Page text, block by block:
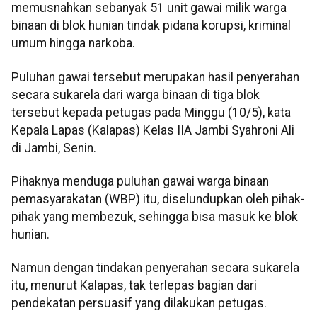
memusnahkan sebanyak 51 unit gawai milik warga
binaan di blok hunian tindak pidana korupsi, kriminal
umum hingga narkoba.
Puluhan gawai tersebut merupakan hasil penyerahan
secara sukarela dari warga binaan di tiga blok
tersebut kepada petugas pada Minggu (10/5), kata
Kepala Lapas (Kalapas) Kelas IIA Jambi Syahroni Ali
di Jambi, Senin.
Pihaknya menduga puluhan gawai warga binaan
pemasyarakatan (WBP) itu, diselundupkan oleh pihak-
pihak yang membezuk, sehingga bisa masuk ke blok
hunian.
Namun dengan tindakan penyerahan secara sukarela
itu, menurut Kalapas, tak terlepas bagian dari
pendekatan persuasif yang dilakukan petugas.